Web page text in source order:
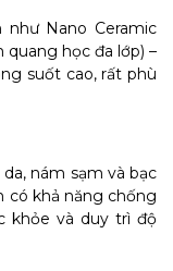
Nano Ceramic
quang học đa lớp) –
suốt cao, rất phù
nám sạm và bạc
có khả năng chống
khỏe và duy trì độ